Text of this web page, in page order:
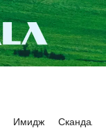
Имидж Скандалы